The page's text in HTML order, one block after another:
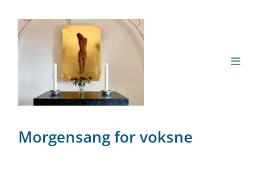
Morgensang for voksne